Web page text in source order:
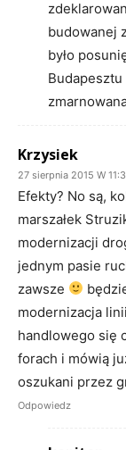
budowanej
było
Krzysiek
27 sierpnia 2015 W
Efekty? No są,
marszałek
modernizacji
jednym pasie
zawsze
modernizacja
handlowego się
forach i mówią
oszukani przez
Odpowiedz